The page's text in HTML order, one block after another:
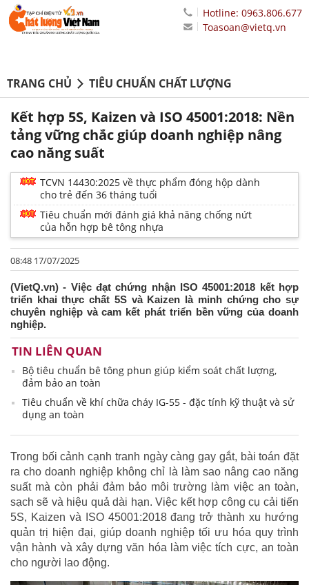
Hotline: 0963.806.677
Toasoan@vietq.vn
TRANG CHỦ TIÊU CHUẨN CHẤT LƯỢNG
Kết hợp 5S, Kaizen và ISO 45001:2018: Nền
tảng vững chắc giúp doanh nghiệp nâng
cao năng suất
TCVN 14430:2025 về thực phẩm đóng hộp dành
cho trẻ đến 36 tháng tuổi
Tiêu chuẩn mới đánh giá khả năng chống nứt
của hỗn hợp bê tông nhựa
08:48 17/07/2025
(VietQ.vn) - Việc đạt chứng nhận ISO 45001:2018 kết hợp
triển khai thực chất 5S và Kaizen là minh chứng cho sự
chuyên nghiệp và cam kết phát triển bền vững của doanh
nghiệp.
TIN LIÊN QUAN
Bộ tiêu chuẩn bê tông phun giúp kiểm soát chất lượng,
đảm bảo an toàn
Tiêu chuẩn về khí chữa cháy IG-55 - đặc tính kỹ thuật và sử
dụng an toàn
Trong bối cảnh cạnh tranh ngày càng gay gắt, bài toán đặt
ra cho doanh nghiệp không chỉ là làm sao nâng cao năng
suất mà còn phải đảm bảo môi trường làm việc an toàn,
sạch sẽ và hiệu quả dài hạn. Việc kết hợp công cụ cải tiến
5S, Kaizen và ISO 45001:2018 đang trở thành xu hướng
quản trị hiện đại, giúp doanh nghiệp tối ưu hóa quy trình
vận hành và xây dựng văn hóa làm việc tích cực, an toàn
cho người lao động.